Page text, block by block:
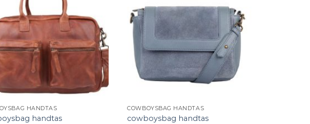
HANDTAS
handtas
COWBOYSBAG HANDTAS
cowboysbag handtas